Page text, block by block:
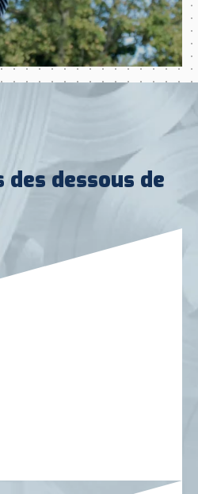
des dessous de